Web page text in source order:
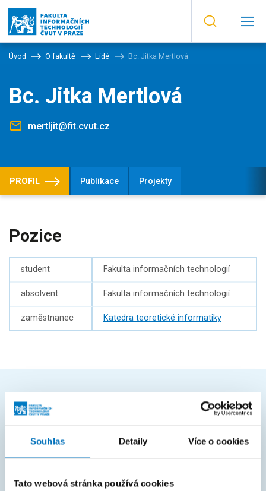
Souhlas Detaily Více o cookies
Tato webová stránka používá cookies
Úvod O fakultě Lidé Bc. Jitka Mertlová
Bc. Jitka Mertlová
mertljit@fit.cvut.cz
PROFIL Publikace Projekty
Pozice
student Fakulta informačních technologií
absolvent Fakulta informačních technologií
zaměstnanec Katedra teoretické informatiky
ČASTO HLEDÁTE